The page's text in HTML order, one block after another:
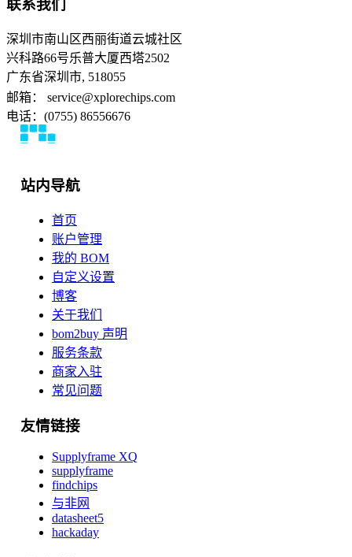
联系我们
深圳市南山区西丽街道云城社区
兴科路66号乐普大厦西塔2502
广东省深圳市, 518055
邮箱： service@xplorechips.com
电话：(0755) 86556676
站内导航
首页
账户管理
我的 BOM
自定义设置
博客
关于我们
bom2buy 声明
服务条款
商家入驻
常见问题
友情链接
Supplyframe XQ
supplyframe
findchips
与非网
datasheet5
hackaday